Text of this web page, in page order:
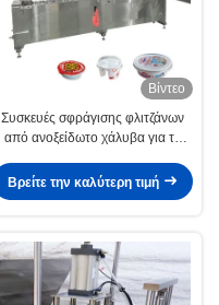
Βίντεο
Συσκευές σφράγισης φλιτζάνων
από ανοξείδωτο χάλυβα για τη
Βρείτε την καλύτερη τιμή